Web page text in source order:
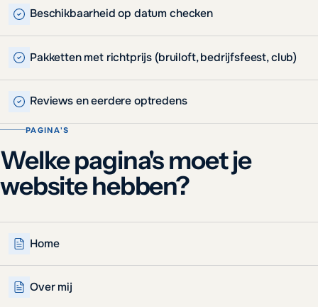
Beschikbaarheid op datum checken
Pakketten met richtprijs (bruiloft, bedrijfsfeest, club)
Reviews en eerdere optredens
PAGINA'S
Welke pagina's moet je
website hebben?
Home
Over mij